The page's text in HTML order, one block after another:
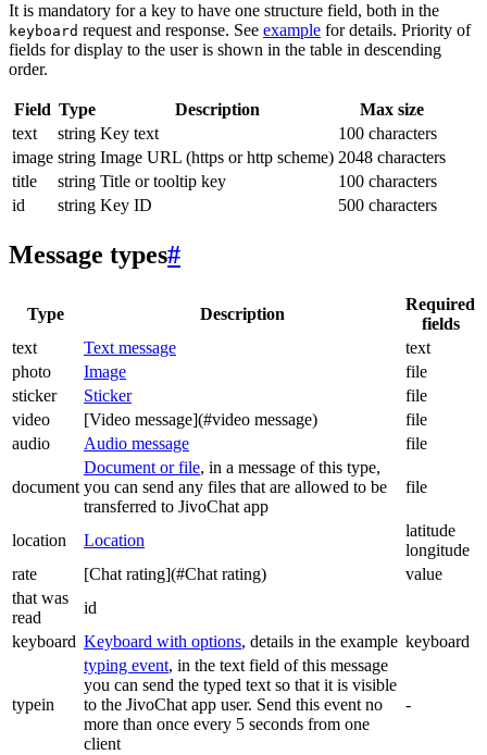
It is mandatory for a key to have one structure field, both in the
keyboard request and response. See example for details. Priority of
fields for display to the user is shown in the table in descending
order.
Field Type Description
Max size
text
string Key text
100 characters
image string Image URL (https or http scheme) 2048 characters
title
string Title or tooltip key
100 characters
id
string Key ID 500 characters
Message types#
Type Description
Required
fields
text
Text message
text
photo
Image
file
sticker
Sticker
file
video
[Video message](#video message)
file
audio
Audio message file
document
Document or file, in a message of this type,
you can send any files that are allowed to be
transferred to JivoChat app
file
location Location
latitude
longitude
rate
[Chat rating](#Chat rating)
value
that was
read
id
keyboard Keyboard with options, details in the example keyboard
typein
typing event, in the text field of this message
you can send the typed text so that it is visible
to the JivoChat app user. Send this event no
more than once every 5 seconds from one
client
-